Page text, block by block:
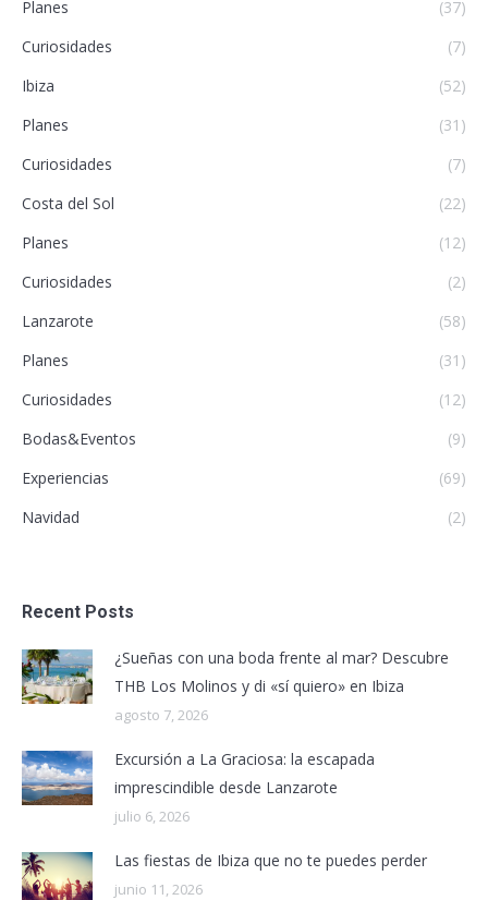
Planes
(37)
Curiosidades
(7)
Ibiza
(52)
Planes
(31)
Curiosidades
(7)
Costa del Sol
(22)
Planes
(12)
Curiosidades
(2)
Lanzarote
(58)
Planes
(31)
Curiosidades
(12)
Bodas&Eventos
(9)
Experiencias
(69)
Navidad
(2)
Recent Posts
¿Sueñas con una boda frente al mar? Descubre
THB Los Molinos y di «sí quiero» en Ibiza
agosto 7, 2026
Excursión a La Graciosa: la escapada
imprescindible desde Lanzarote
julio 6, 2026
Las fiestas de Ibiza que no te puedes perder
junio 11, 2026